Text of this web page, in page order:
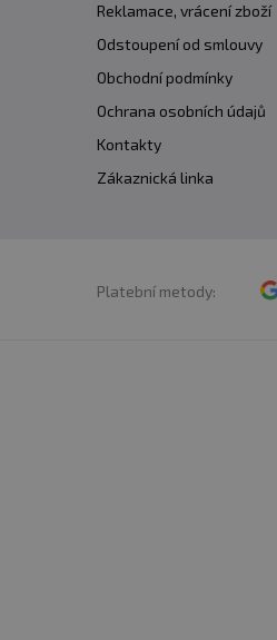
Reklamace, vrácení zboží
Odstoupení od smlouvy
Obchodní podmínky
Ochrana osobních údajů
Kontakty
Zákaznická linka
Platební metody: